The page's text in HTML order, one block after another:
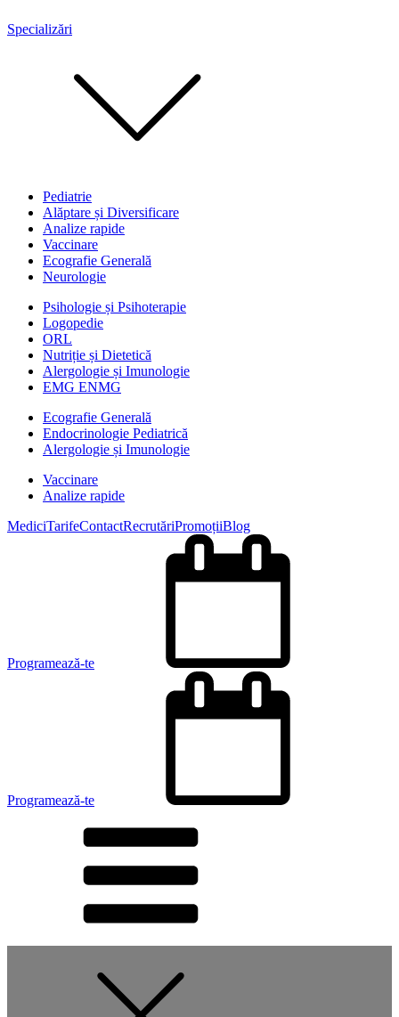
Specializări
Pediatrie
Alăptare și Diversificare
Analize rapide
Vaccinare
Ecografie Generală
Neurologie
Psihologie și Psihoterapie
Logopedie
ORL
Nutriție și Dietetică
Alergologie și Imunologie
EMG ENMG
Ecografie Generală
Endocrinologie Pediatrică
Alergologie și Imunologie
Vaccinare
Analize rapide
MediciTarifeContactRecrutăriPromoțiiBlog
Programează-te
Programează-te